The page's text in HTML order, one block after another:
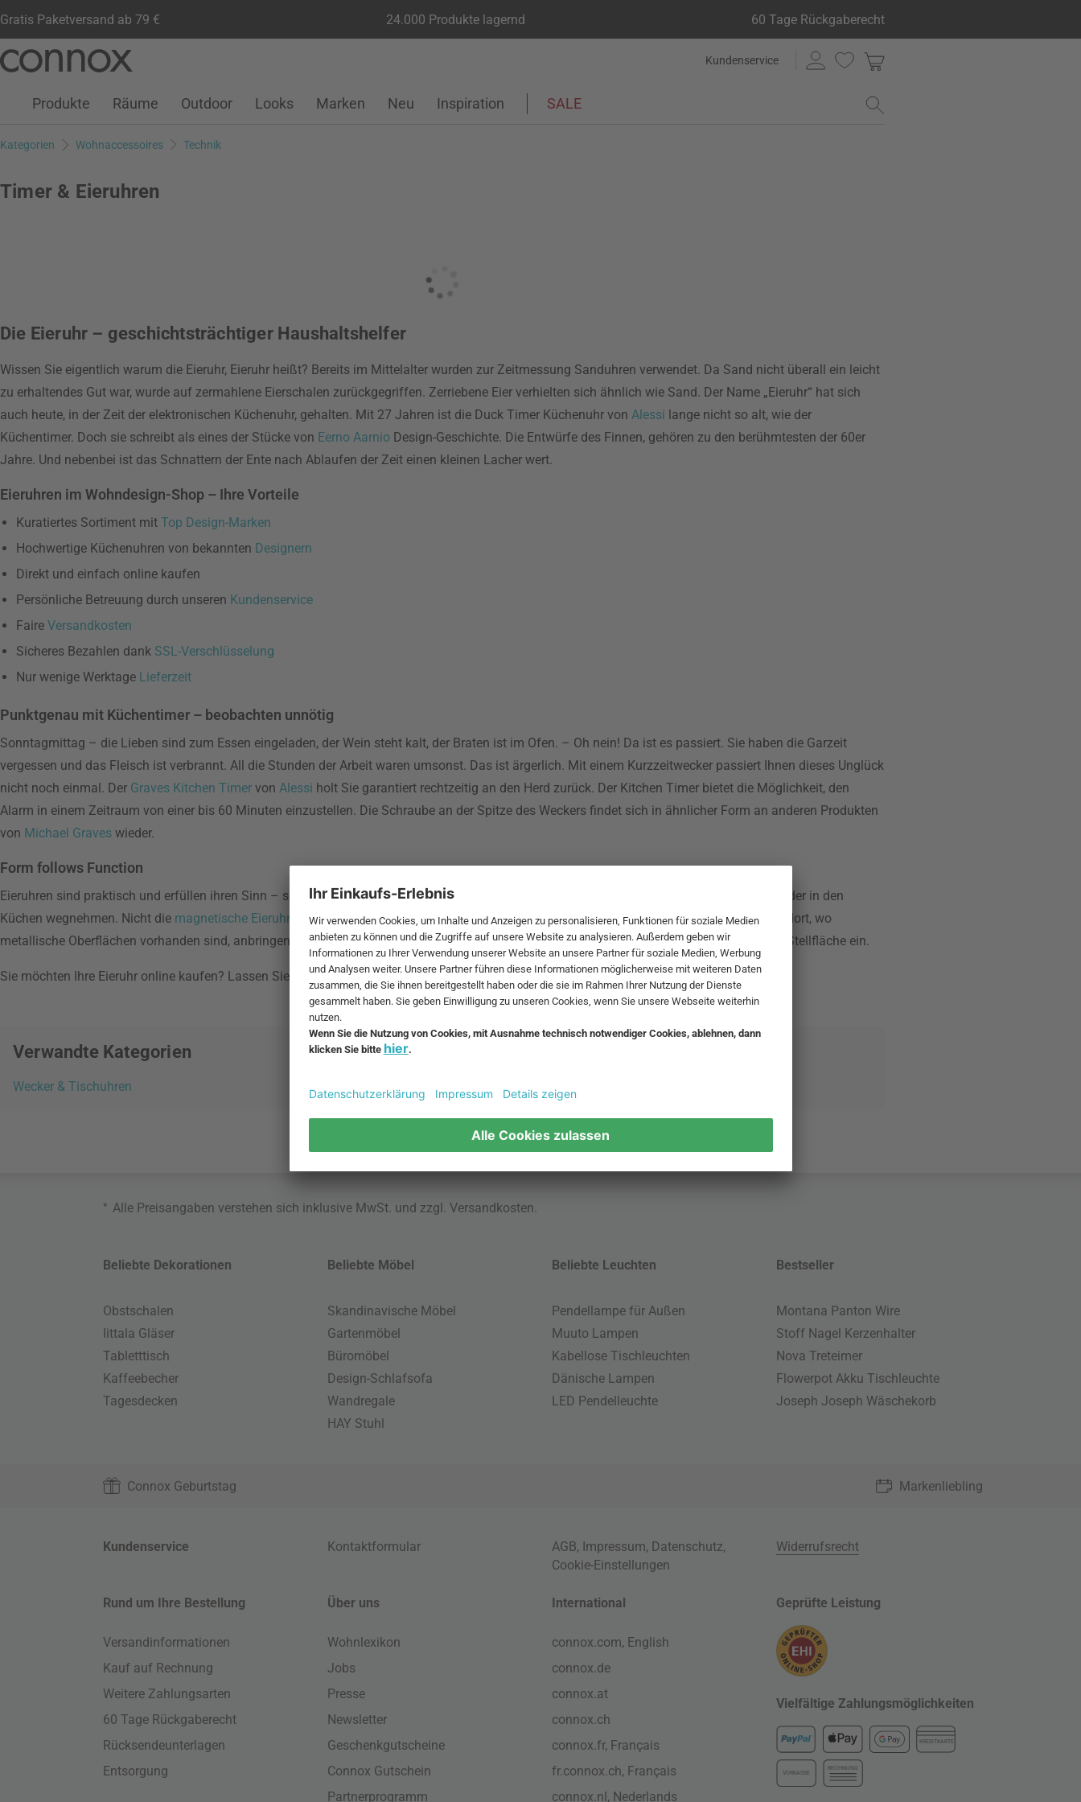
Gratis Paketversand ab 79 € 24.000 Produkte lagernd 60 Tage Rückgaberecht
Seiteninhalt
Suchfeld
Kundenservice
Kundenkonto
Wunschliste
Warenkorb
Produkte Räume Outdoor Looks Marken Neu Inspiration SALE
Kategorien Wohnaccessoires Technik
Timer & Eieruhren
Die Eieruhr – geschichtsträchtiger Haushaltshelfer
Wissen Sie eigentlich warum die Eieruhr, Eieruhr heißt? Bereits im Mittelalter wurden zur Zeitmessung Sanduhren verwendet. Da Sand nicht überall ein leicht
zu erhaltendes Gut war, wurde auf zermahlene Eierschalen zurückgegriffen. Zerriebene Eier verhielten sich ähnlich wie Sand. Der Name „Eieruhr“ hat sich
auch heute, in der Zeit der elektronischen Küchenuhr, gehalten. Mit 27 Jahren ist die Duck Timer Küchenuhr von Alessi lange nicht so alt, wie der
Küchentimer. Doch sie schreibt als eines der Stücke von Eerno Aarnio Design-Geschichte. Die Entwürfe des Finnen, gehören zu den berühmtesten der 60er
Jahre. Und nebenbei ist das Schnattern der Ente nach Ablaufen der Zeit einen kleinen Lacher wert.
Eieruhren im Wohndesign-Shop – Ihre Vorteile
Kuratiertes Sortiment mit Top Design-Marken
Hochwertige Küchenuhren von bekannten Designern
Direkt und einfach online kaufen
Persönliche Betreuung durch unseren Kundenservice
Faire Versandkosten
Sicheres Bezahlen dank SSL-Verschlüsselung
Nur wenige Werktage Lieferzeit
Punktgenau mit Küchentimer – beobachten unnötig
Sonntagmittag – die Lieben sind zum Essen eingeladen, der Wein steht kalt, der Braten ist im Ofen. – Oh nein! Da ist es passiert. Sie haben die Garzeit
vergessen und das Fleisch ist verbrannt. All die Stunden der Arbeit waren umsonst. Das ist ärgerlich. Mit einem Kurzzeitwecker passiert Ihnen dieses Unglück
nicht noch einmal. Der Graves Kitchen Timer von Alessi holt Sie garantiert rechtzeitig an den Herd zurück. Der Kitchen Timer bietet die Möglichkeit, den
Alarm in einem Zeitraum von einer bis 60 Minuten einzustellen. Die Schraube an der Spitze des Weckers findet sich in ähnlicher Form an anderen Produkten
von Michael Graves wieder.
Form follows Function
Eieruhren sind praktisch und erfüllen ihren Sinn – so viel steht fest. Dennoch stören sich viele daran, dass sie Platz auf den Arbeitsflächen oder in den
Küchen wegnehmen. Nicht die magnetische Eieruhr vonEva Solo. Sie lässt sich an der Kühlschranktür, der Dunstabzugshaube oder überall dort, wo
metallische Oberflächen vorhanden sind, anbringen. So haben Sie die Garzeiten stets in Augenhöhe und der Timer nimmt keine zusätzliche Stellfläche ein.
Sie möchten Ihre Eieruhr online kaufen? Lassen Sie sich sie bequem und innerhalb weniger Werktage von uns nach Hause liefern!
Verwandte Kategorien
Wecker & Tischuhren
* Alle Preisangaben verstehen sich inklusive MwSt. und zzgl.Versandkosten.
Beliebte Dekorationen
Obstschalen
Iittala Gläser
Tabletttisch
Kaffeebecher
Tagesdecken
Beliebte Möbel
Skandinavische Möbel
Gartenmöbel
Büromöbel
Design-Schlafsofa
Wandregale
HAY Stuhl
Beliebte Leuchten
Pendellampe für Außen
Muuto Lampen
Kabellose Tischleuchten
Dänische Lampen
LED Pendelleuchte
Bestseller
Montana Panton Wire
Stoff Nagel Kerzenhalter
Nova Treteimer
Flowerpot Akku Tischleuchte
Joseph Joseph Wäschekorb
Connox Geburtstag Markenliebling
Kundenservice Kontaktformular AGB, Impressum, Datenschutz,
Cookie-Einstellungen
Widerrufsrecht
Rund um Ihre Bestellung
Versandinformationen
Kauf auf Rechnung
Weitere Zahlungsarten
60 Tage Rückgaberecht
Rücksendeunterlagen
Entsorgung
Über uns
Wohnlexikon
Jobs
Presse
Newsletter
Geschenkgutscheine
Connox Gutschein
Partnerprogramm
International
connox.com, English
connox.de
connox.at
connox.ch
connox.fr, Français
fr.connox.ch, Français
connox.nl, Nederlands
Geprüfte Leistung
Vielfältige Zahlungsmöglichkeiten
KREDITKARTE
VORKASSE
RECHNUNG